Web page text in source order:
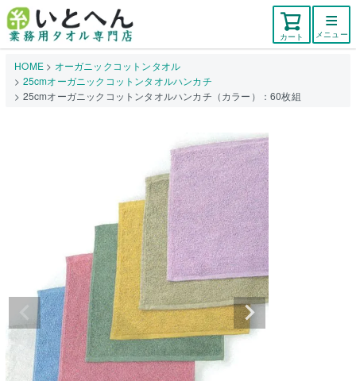
カート メニュー
HOME
オーガニックコットンタオル
25cmオーガニックコットンタオルハンカチ
25cmオーガニックコットンタオルハンカチ（カラー）：60枚組